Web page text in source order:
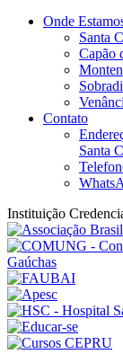
Onde
Santa
Capão
Contato
Santa
Instituição